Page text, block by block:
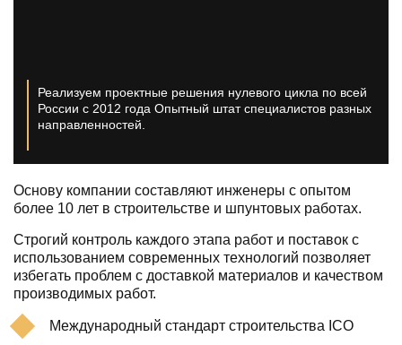
Реализуем проектные решения нулевого цикла по всей
России с 2012 года Опытный штат специалистов разных
направленностей.
Основу компании составляют инженеры с опытом
более 10 лет в строительстве и шпунтовых работах.
Строгий контроль каждого этапа работ и поставок с
использованием современных технологий позволяет
избегать проблем с доставкой материалов и качеством
производимых работ.
Международный стандарт строительства ICO